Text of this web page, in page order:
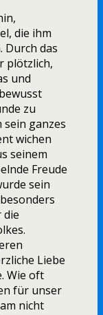
die ihm
Durch das
plötzlich,
und
zu
sein ganzes
wichen
seinem
Freude
sein
die
Liebe
Wie oft
für unser
nicht